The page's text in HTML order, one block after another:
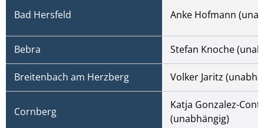
Bad Hersfeld Anke Hofmann
Bebra Stefan Knoche
Breitenbach am Herzberg Volker Jaritz
Cornberg
Katja Gonzalez-
(unabhängig)